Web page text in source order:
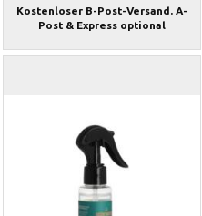
Kostenloser B-Post-Versand. A-
Post & Express optional